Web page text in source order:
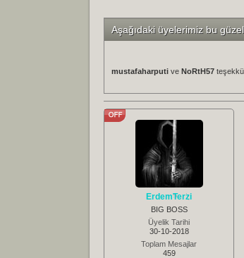
Aşağıdaki üyelerimiz bu
mustafaharputi ve NoRtH57
ErdemTerzi
BIG BOSS
Üyelik Tarihi
30-10-2018
Toplam Mesajlar
459